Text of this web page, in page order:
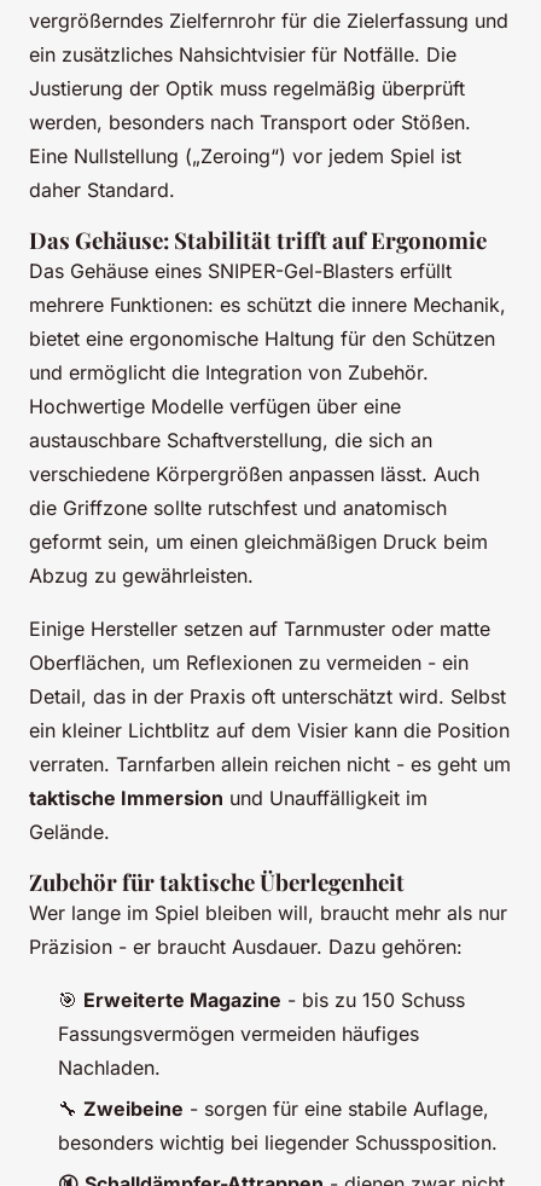
vergrößerndes Zielfernrohr für die Zielerfassung und
ein zusätzliches Nahsichtvisier für Notfälle. Die
Justierung der Optik muss regelmäßig überprüft
werden, besonders nach Transport oder Stößen.
Eine Nullstellung („Zeroing“) vor jedem Spiel ist
daher Standard.
Das Gehäuse: Stabilität trifft auf Ergonomie
Das Gehäuse eines SNIPER-Gel-Blasters erfüllt
mehrere Funktionen: es schützt die innere Mechanik,
bietet eine ergonomische Haltung für den Schützen
und ermöglicht die Integration von Zubehör.
Hochwertige Modelle verfügen über eine
austauschbare Schaftverstellung, die sich an
verschiedene Körpergrößen anpassen lässt. Auch
die Griffzone sollte rutschfest und anatomisch
geformt sein, um einen gleichmäßigen Druck beim
Abzug zu gewährleisten.
Einige Hersteller setzen auf Tarnmuster oder matte
Oberflächen, um Reflexionen zu vermeiden - ein
Detail, das in der Praxis oft unterschätzt wird. Selbst
ein kleiner Lichtblitz auf dem Visier kann die Position
verraten. Tarnfarben allein reichen nicht - es geht um
taktische Immersion und Unauffälligkeit im
Gelände.
Zubehör für taktische Überlegenheit
Wer lange im Spiel bleiben will, braucht mehr als nur
Präzision - er braucht Ausdauer. Dazu gehören:
🎯 Erweiterte Magazine - bis zu 150 Schuss
Fassungsvermögen vermeiden häufiges
Nachladen.
🔧 Zweibeine - sorgen für eine stabile Auflage,
besonders wichtig bei liegender Schussposition.